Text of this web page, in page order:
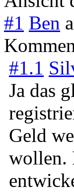
#1 Ben
#1.1
Ja das
Geld
wollen.